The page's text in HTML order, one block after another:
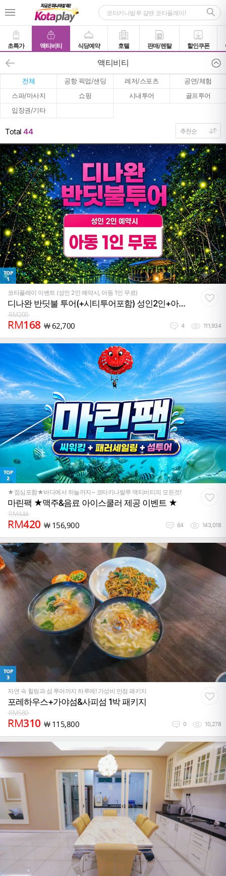
초특가 액티비티 식당예약 호텔 판매/렌탈 할인쿠폰
액티비티
전체 공항 픽업/샌딩 레저/스포츠
공연/체험
스파/마사지
쇼핑 시내투어
골프투어
입장권/기타
Total 44
TOP
1
코타플레이 이벤트 (성인 2인 예약시, 아동 1인 무료)
디나완 반딧불 투어(+시티투어포함) 성인2인+아동
1인 무료
RM200
RM168 ￦62,700 4 111,934
TOP
2
★점심포함★바다에서 하늘까지~ 코타키나발루 액티비티의 모든것!
마린팩 ★맥주&음료 아이스쿨러 제공 이벤트 ★
RM444
RM420 ￦ 156,900 64 143,018
TOP
3
자연 속 힐링과 섬 투어까지 하루에! 가성비 만점 패키지
포레하우스+가야섬&사피섬 1박 패키지
RM580
RM310 ￦ 115,800 0 10,278